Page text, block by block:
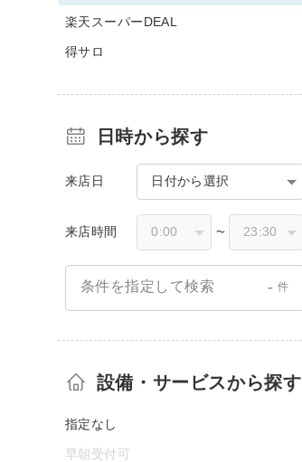
楽天スーパーDEAL
得サロ
日時から探す
来店日 日付から選択
来店時間 〜
条件を指定して検索 - 件
設備・サービスから探す
指定なし
早朝受付可